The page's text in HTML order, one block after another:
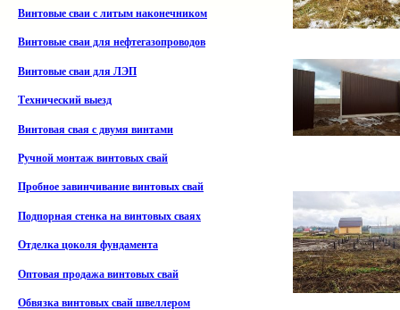
Винтовые сваи с литым наконечником
Винтовые сваи для нефтегазопроводов
Винтовые сваи для ЛЭП
Технический выезд
Винтовая свая с двумя винтами
Ручной монтаж винтовых свай
Пробное завинчивание винтовых свай
Подпорная стенка на винтовых сваях
Отделка цоколя фундамента
Оптовая продажа винтовых свай
Обвязка винтовых свай швеллером